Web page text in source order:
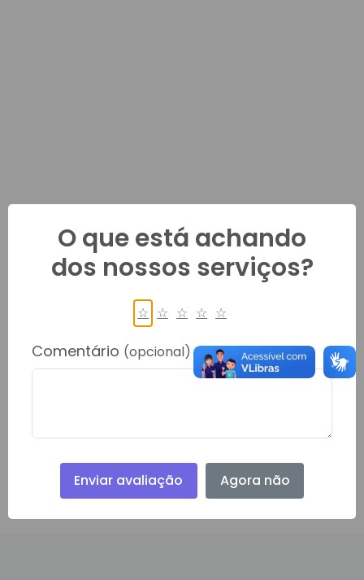
Download do Arquivo
O que está achando
dos nossos serviços?
☆ ☆ ☆ ☆ ☆
Comentário (opcional)
Enviar avaliação Agora não